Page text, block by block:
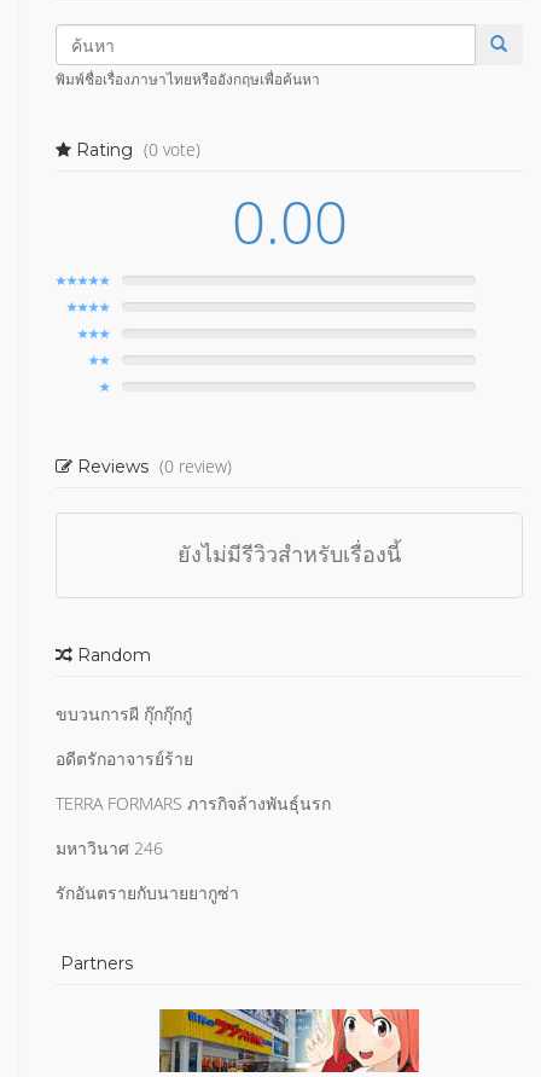
พิมพ์ชื่อเรื่องภาษาไทยหรืออังกฤษเพื่อค้นหา
Rating (0 vote)
0.00
Reviews (0 review)
ยังไม่มีรีวิวสำหรับเรื่องนี้
Random
ขบวนการผี กุ๊กกุ๊กกู๋
อดีตรักอาจารย์ร้าย
TERRA FORMARS ภารกิจล้างพันธุ์นรก
มหาวินาศ 246
รักอันตรายกับนายยากูซ่า
Partners